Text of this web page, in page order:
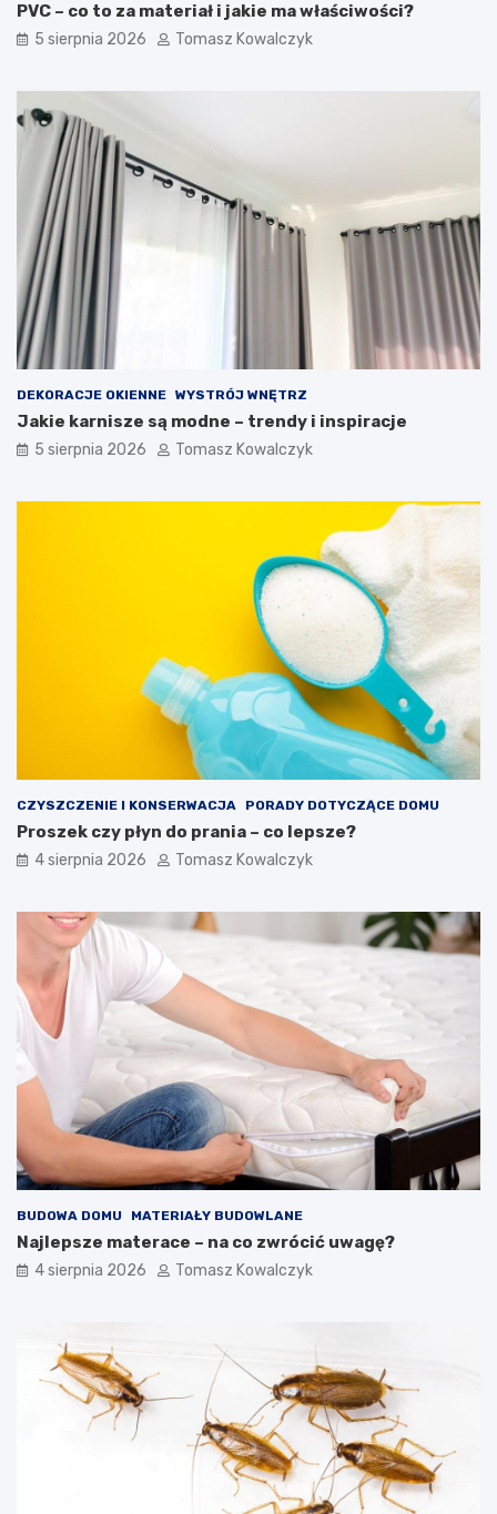
PVC – co to za materiał i jakie ma właściwości?
5 sierpnia 2026 Tomasz Kowalczyk
DEKORACJE OKIENNE WYSTRÓJ WNĘTRZ
Jakie karnisze są modne – trendy i inspiracje
5 sierpnia 2026 Tomasz Kowalczyk
CZYSZCZENIE I KONSERWACJA PORADY DOTYCZĄCE DOMU
Proszek czy płyn do prania – co lepsze?
4 sierpnia 2026 Tomasz Kowalczyk
BUDOWA DOMU MATERIAŁY BUDOWLANE
Najlepsze materace – na co zwrócić uwagę?
4 sierpnia 2026 Tomasz Kowalczyk